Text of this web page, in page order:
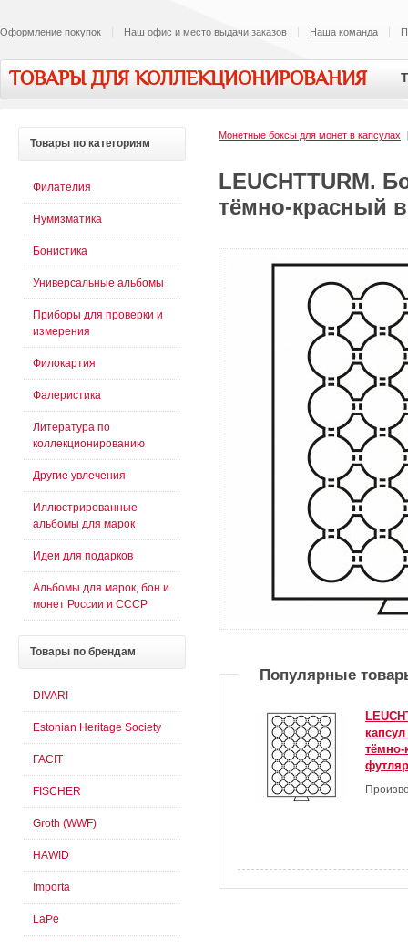
Оформление покупок Наш офис и место выдачи заказов Наша команда
ТОВАРЫ ДЛЯ КОЛЛЕКЦИОНИРОВАНИЯ
Монетные боксы для монет в капсулах
LEUCHTTURM.
тёмно-красный
Популярные
Товары по категориям
Филателия
Нумизматика
Бонистика
Универсальные альбомы
Приборы для проверки и
измерения
Филокартия
Фалеристика
Литература по
коллекционированию
Другие увлечения
Иллюстрированные
альбомы для марок
Идеи для подарков
Альбомы для марок, бон и
монет России и СССР
Товары по брендам
DIVARI
Estonian Heritage Society
FACIT
FISCHER
Groth (WWF)
HAWID
Importa
LaPe